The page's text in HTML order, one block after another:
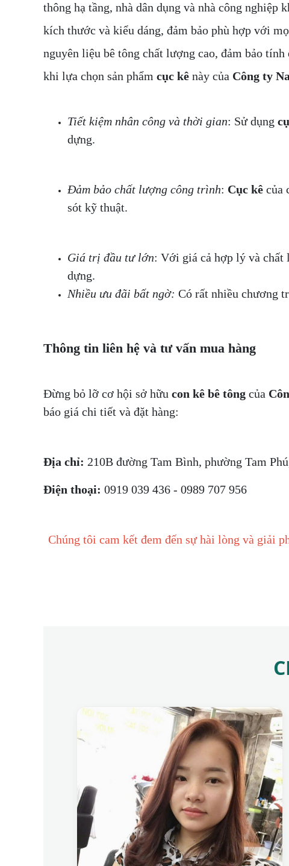
thông hạ tầng, nhà dân dụng và nhà công
kích thước và kiểu dáng, đảm bảo phù hợp với
nguyên liệu bê tông chất lượng cao, đảm bảo
khi lựa chọn sản phẩm cục kê này của Công ty
Tiết kiệm nhân công và thời gian: Sử dụng
dựng.
Đảm bảo chất lượng công trình: Cục kê của
sót kỹ thuật.
Giá trị đầu tư lớn: Với giá cả hợp lý và chất
dựng.
Nhiều ưu đãi bất ngờ: Có rất nhiều chương
Thông tin liên hệ và tư vấn mua hàng
Đừng bỏ lỡ cơ hội sở hữu con kê bê tông của
báo giá chi tiết và đặt hàng:
Địa chỉ: 210B đường Tam Bình, phường Tam
Điện thoại: 0919 039 436 - 0989 707 956
Chúng tôi cam kết đem đến sự hài lòng và giải